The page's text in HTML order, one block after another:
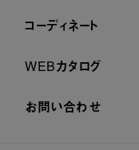
コーディネート
WEBカタログ
お問い合わせ